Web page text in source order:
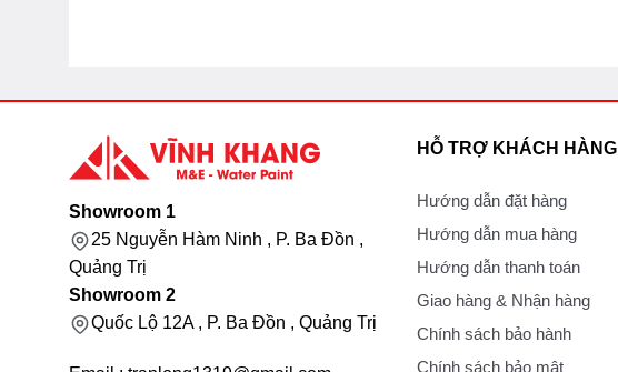
Showroom 1
25 Nguyễn Hàm Ninh , P. Ba Đồn ,
Quảng Trị
Showroom 2
Quốc Lộ 12A , P. Ba Đồn , Quảng Trị
HỖ TRỢ KHÁCH HÀNG
Hướng dẫn đặt hàng
Hướng dẫn mua hàng
Hướng dẫn thanh toán
Giao hàng & Nhận hàng
Chính sách bảo hành
Chính sách bảo mật